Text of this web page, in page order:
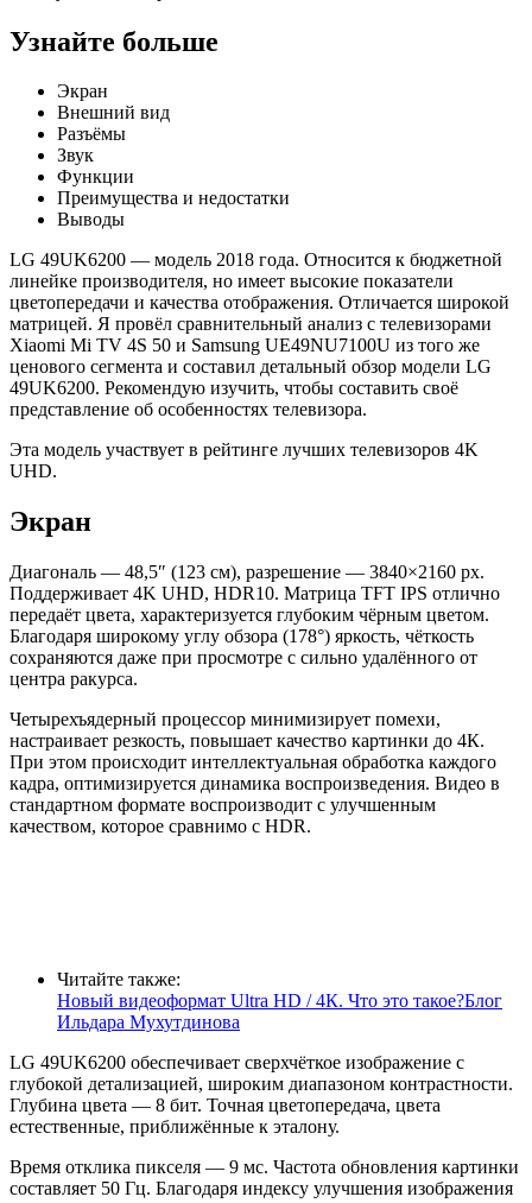
Узнайте больше
Экран
Внешний вид
Разъёмы
Звук
Функции
Преимущества и недостатки
Выводы
LG 49UK6200 — модель 2018 года. Относится к бюджетной
линейке производителя, но имеет высокие показатели
цветопередачи и качества отображения. Отличается широкой
матрицей. Я провёл сравнительный анализ с телевизорами
Xiaomi Mi TV 4S 50 и Samsung UE49NU7100U из того же
ценового сегмента и составил детальный обзор модели LG
49UK6200. Рекомендую изучить, чтобы составить своё
представление об особенностях телевизора.
Эта модель участвует в рейтинге лучших телевизоров 4K
UHD.
Экран
Диагональ — 48,5″ (123 см), разрешение — 3840×2160 px.
Поддерживает 4K UHD, HDR10. Матрица TFT IPS отлично
передаёт цвета, характеризуется глубоким чёрным цветом.
Благодаря широкому углу обзора (178°) яркость, чёткость
сохраняются даже при просмотре с сильно удалённого от
центра ракурса.
Четырехъядерный процессор минимизирует помехи,
настраивает резкость, повышает качество картинки до 4К.
При этом происходит интеллектуальная обработка каждого
кадра, оптимизируется динамика воспроизведения. Видео в
стандартном формате воспроизводит с улучшенным
качеством, которое сравнимо с HDR.
Читайте также:
Новый видеоформат Ultra HD / 4К. Что это такое?Блог
Ильдара Мухутдинова
LG 49UK6200 обеспечивает сверхчёткое изображение с
глубокой детализацией, широким диапазоном контрастности.
Глубина цвета — 8 бит. Точная цветопередача, цвета
естественные, приближённые к эталону.
Время отклика пикселя — 9 мс. Частота обновления картинки
составляет 50 Гц. Благодаря индексу улучшения изображения